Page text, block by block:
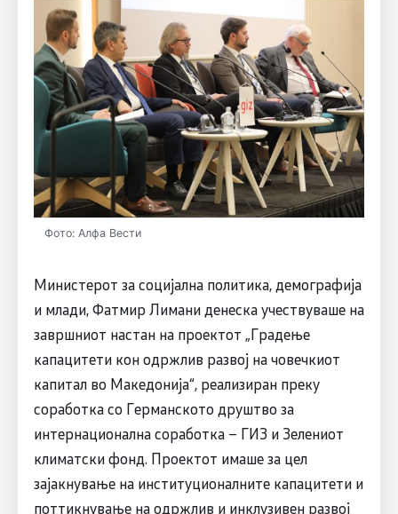
Фото: Алфа Вести
Министерот за социјална политика, демографија
и млади, Фатмир Лимани денеска учествуваше на
завршниот настан на проектот „Градење
капацитети кон одржлив развој на човечкиот
капитал во Македонија“, реализиран преку
соработка со Германското друштво за
интернационална соработка – ГИЗ и Зелениот
климатски фонд. Проектот имаше за цел
зајакнување на институционалните капацитети и
поттикнување на одржлив и инклузивен развој